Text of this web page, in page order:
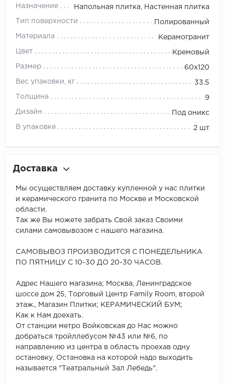
Назначение Напольная плитка, Настенная плитка
Тип поверхности Полированный
Материала Керамогранит
Цвет Кремовый
Размер 60x120
Вес упаковки, кг 33.5
Толщина 9
Дизайн Под оникс
В упаковке 2 шт
Доставка
Мы осуществляем доставку купленной у нас плитки
и керамического гранита по Москве и Московской
области.
Так же Вы можете забрать Свой заказ Своими
силами самовывозом с нашего магазина.
САМОВЫВОЗ ПРОИЗВОДИТСЯ С ПОНЕДЕЛЬНИКА
ПО ПЯТНИЦУ С 10-30 ДО 20-30 ЧАСОВ.
Адрес Нашего магазина; Москва, Ленинградское
шоссе дом 25, Торговый Центр Family Room, второй
этаж., Магазин Плитки; КЕРАМИЧЕСКИЙ БУМ;
Как к Нам доехать.
От станции метро Войковская до Нас можно
добраться тройллебусом №43 или №6, по
направлению из центра в область проехав одну
остановку, Остановка на которой надо выходить
называется "Театральный Зал Лебедь".